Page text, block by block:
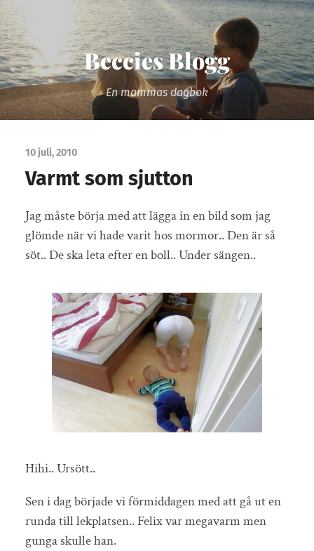
Beccies Blogg
En mammas dagbok
10 juli, 2010
Varmt som sjutton
Jag måste börja med att lägga in en bild som jag
glömde när vi hade varit hos mormor.. Den är så
söt.. De ska leta efter en boll.. Under sängen..
Hihi.. Ursött..
Sen i dag började vi förmiddagen med att gå ut en
runda till lekplatsen.. Felix var megavarm men
gunga skulle han.